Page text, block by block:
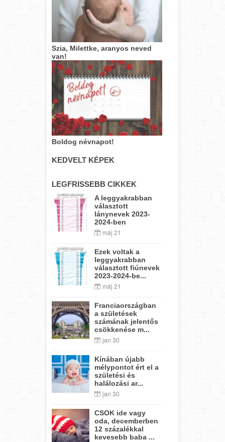
Szia, Milettke, aranyos neved
van!
Boldog névnapot!
KEDVELT KÉPEK
LEGFRISSEBB CIKKEK
A leggyakrabban
választott
lánynevek 2023-
2024-ben
máj 21
Ezek voltak a
leggyakrabban
választott fiúnevek
2023-2024-be...
máj 21
Franciaországban
a születések
számának jelentős
csökkenése m...
jan 30
Kínában újabb
mélypontot ért el a
születési és
halálozási ar...
jan 30
CSOK ide vagy
oda, decemberben
12 százalékkal
kevesebb baba ...